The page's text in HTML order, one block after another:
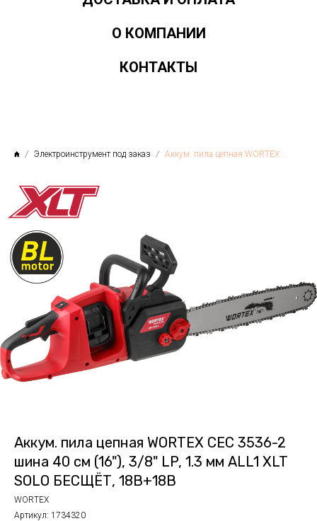
О КОМПАНИИ
КОНТАКТЫ
Электроинструмент под заказ Аккум. пила цепная WORTEX CEC 3536-2 шина 40 см (16"), 3/8" LP, 1.3 мм ALL1 XLT SOLO БЕСЩЁТ, 18В+18В
Аккум. пила цепная WORTEX CEC 3536-2
шина 40 см (16"), 3/8" LP, 1.3 мм ALL1 XLT
SOLO БЕСЩЁТ, 18В+18В
WORTEX
Артикул: 1734320